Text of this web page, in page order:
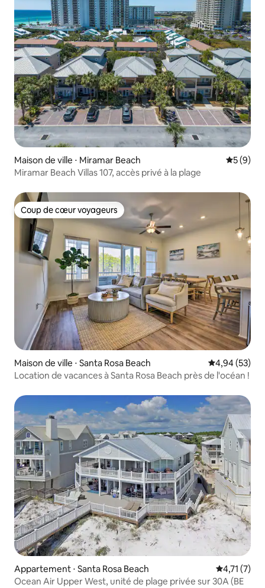
Maison de ville ⋅ Miramar Beach
5 (9)
Miramar Beach Villas 107, accès privé à la plage
Coup de cœur voyageurs
Coup de cœur voyageurs
Maison de ville ⋅ Santa Rosa Beach Évaluation
4,94 (53)
Location de vacances à Santa Rosa Beach près de l'océan !
Appartement ⋅ Santa Rosa Beach Évaluation
4,71 (7)
Ocean Air Upper West, unité de plage privée sur 30A (BE